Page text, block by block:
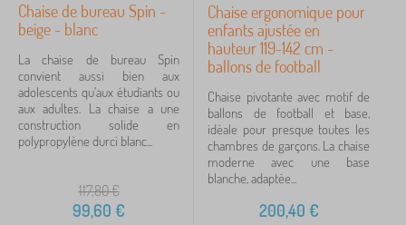
Chaise de bureau Spin -
beige - blanc
La chaise de bureau Spin
convient aussi bien aux
adolescents qu'aux étudiants ou
aux adultes. La chaise a une
construction solide en
polypropylène durci blanc...
117,80€
99,60 €
Chaise ergonomique pour
enfants ajustée en
hauteur 119-142 cm -
ballons de football
Chaise pivotante avec motif de
ballons de football et base,
idéale pour presque toutes les
chambres de garçons. La chaise
moderne avec une base
blanche, adaptée...
200,40 €